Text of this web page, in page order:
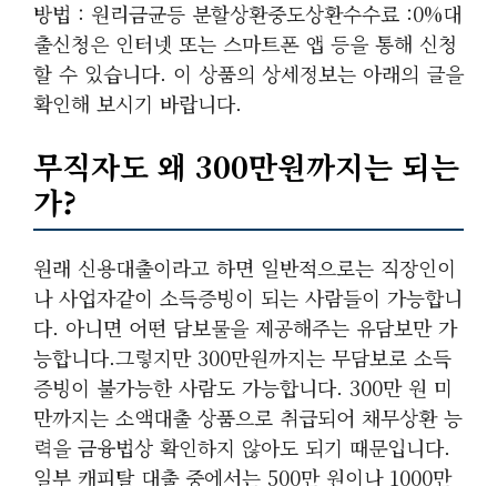
방법 : 원리금균등 분할상환중도상환수수료 :0%대
출신청은 인터넷 또는 스마트폰 앱 등을 통해 신청
할 수 있습니다. 이 상품의 상세정보는 아래의 글을
확인해 보시기 바랍니다.
무직자도 왜 300만원까지는 되는
가?
원래 신용대출이라고 하면 일반적으로는 직장인이
나 사업자같이 소득증빙이 되는 사람들이 가능합니
다. 아니면 어떤 담보물을 제공해주는 유담보만 가
능합니다.그렇지만 300만원까지는 무담보로 소득
증빙이 불가능한 사람도 가능합니다. 300만 원 미
만까지는 소액대출 상품으로 취급되어 채무상환 능
력을 금융법상 확인하지 않아도 되기 때문입니다.
일부 캐피탈 대출 중에서는 500만 원이나 1000만